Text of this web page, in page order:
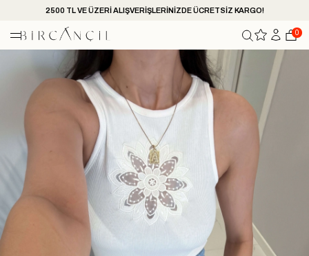
2500 TL VE ÜZERİ ALIŞVERİŞLERİNİZDE ÜCRETSİZ KARGO!
0